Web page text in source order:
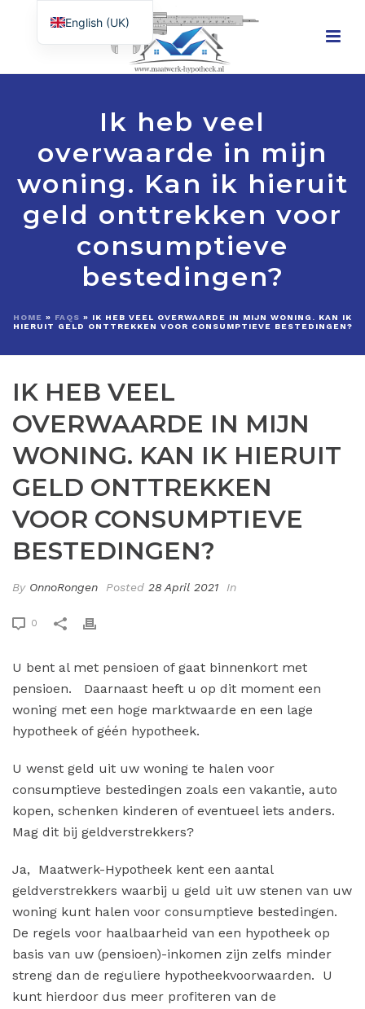
Ik heb veel
overwaarde in mijn
woning. Kan ik hieruit
geld onttrekken voor
consumptieve
bestedingen?
HOME » FAQS » IK HEB VEEL OVERWAARDE IN MIJN WONING. KAN IK
HIERUIT GELD ONTTREKKEN VOOR CONSUMPTIEVE BESTEDINGEN?
IK HEB VEEL
OVERWAARDE IN MIJN
WONING. KAN IK HIERUIT
GELD ONTTREKKEN
VOOR CONSUMPTIEVE
BESTEDINGEN?
By OnnoRongen Posted 28 April 2021 In
0
U bent al met pensioen of gaat binnenkort met
pensioen. Daarnaast heeft u op dit moment een
woning met een hoge marktwaarde en een lage
hypotheek of géén hypotheek.
U wenst geld uit uw woning te halen voor
consumptieve bestedingen zoals een vakantie, auto
kopen, schenken kinderen of eventueel iets anders.
Mag dit bij geldverstrekkers?
Ja, Maatwerk-Hypotheek kent een aantal
geldverstrekkers waarbij u geld uit uw stenen van uw
woning kunt halen voor consumptieve bestedingen.
De regels voor haalbaarheid van een hypotheek op
basis van uw (pensioen)-inkomen zijn zelfs minder
streng dan de reguliere hypotheekvoorwaarden. U
kunt hierdoor dus meer profiteren van de
English (UK)
Nederlands